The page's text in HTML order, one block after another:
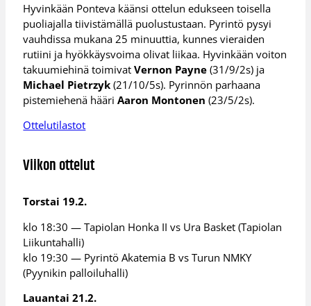
Hyvinkään Ponteva käänsi ottelun edukseen toisella
puoliajalla tiivistämällä puolustustaan. Pyrintö pysyi
vauhdissa mukana 25 minuuttia, kunnes vieraiden
rutiini ja hyökkäysvoima olivat liikaa. Hyvinkään voiton
takuumiehinä toimivatVernon Payne (31/9/2s) ja
Michael Pietrzyk (21/10/5s). Pyrinnön parhaana
pistemiehenä hääriAaron Montonen (23/5/2s).
Ottelutilastot
Viikon ottelut
Torstai 19.2.
klo 18:30 — Tapiolan Honka II vs Ura Basket (Tapiolan
Liikuntahalli)
klo 19:30 — Pyrintö Akatemia B vs Turun NMKY
(Pyynikin palloiluhalli)
Lauantai 21.2.